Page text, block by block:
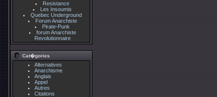
Resistance
Les Insoumis
Quebec Underground
Forum Anarchiste
Pirate-Punk
forum Anarchiste
Revolutionnaire
Cat�gories
Alternatives
Anarchisme
Anglais
Appel
Autres
Citations